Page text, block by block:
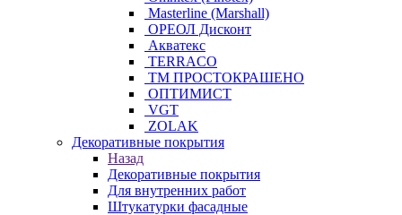
Masterline (Marshall)
ОРЕОЛ Дисконт
Акватекс
TERRACO
ТМ ПРОСТОКРАШЕНО
ОПТИМИСТ
VGT
ZOLAK
Декоративные покрытия
Назад
Декоративные покрытия
Для внутренних работ
Штукатурки фасадные